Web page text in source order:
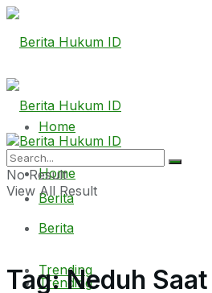
Home
Berita
Trending
Home
Berita
Trending
No Result
View All Result
Tag:Neduh